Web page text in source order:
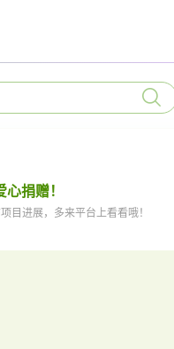
捐赠！
目进展，多来平台上看看哦！